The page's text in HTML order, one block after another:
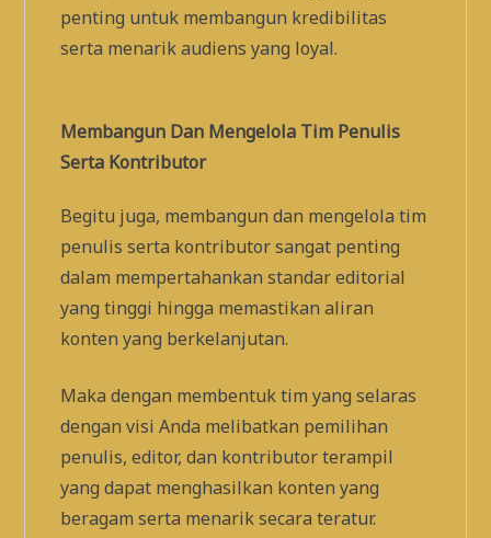
penting untuk membangun kredibilitas
serta menarik audiens yang loyal.
Membangun Dan Mengelola Tim Penulis
Serta Kontributor
Begitu juga, membangun dan mengelola tim
penulis serta kontributor sangat penting
dalam mempertahankan standar editorial
yang tinggi hingga memastikan aliran
konten yang berkelanjutan.
Maka dengan membentuk tim yang selaras
dengan visi Anda melibatkan pemilihan
penulis, editor, dan kontributor terampil
yang dapat menghasilkan konten yang
beragam serta menarik secara teratur.